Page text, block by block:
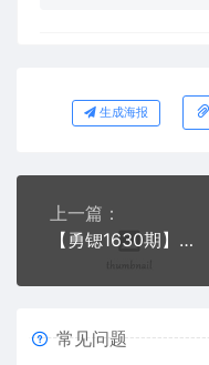
生成海报
上一篇：
【勇锶1630期】那些抖音赚钱项目，很多人轻松日收益破2000+【视频教程】
常见问题